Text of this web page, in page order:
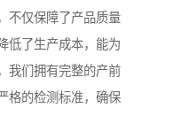
不仅保障了产品质量
低了生产成本，能为
我们拥有完整的产前
格的检测标准，确保